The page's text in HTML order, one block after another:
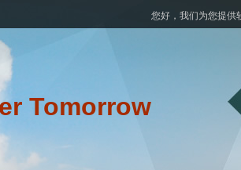
您好，我们为您提供
Tomorrow